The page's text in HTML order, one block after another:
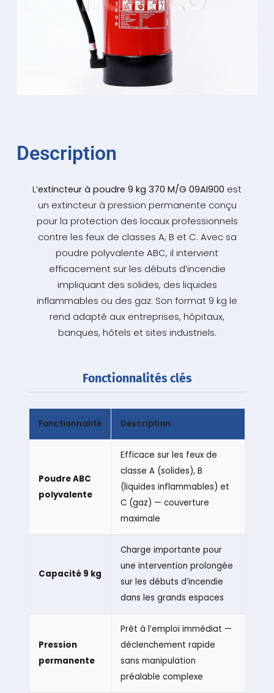
Description
L’extincteur à poudre 9 kg 370 M/G 09AI900 est
un extincteur à pression permanente conçu
pour la protection des locaux professionnels
contre les feux de classes A, B et C. Avec sa
poudre polyvalente ABC, il intervient
efficacement sur les débuts d’incendie
impliquant des solides, des liquides
inflammables ou des gaz. Son format 9 kg le
rend adapté aux entreprises, hôpitaux,
banques, hôtels et sites industriels.
Fonctionnalités clés
Fonctionnalité Description
Poudre ABC
polyvalente
Efficace sur les feux de
classe A (solides), B
(liquides inflammables) et
C (gaz) — couverture
maximale
Capacité 9 kg
Charge importante pour
une intervention prolongée
sur les débuts d’incendie
dans les grands espaces
Pression
permanente
Prêt à l’emploi immédiat —
déclenchement rapide
sans manipulation
préalable complexe